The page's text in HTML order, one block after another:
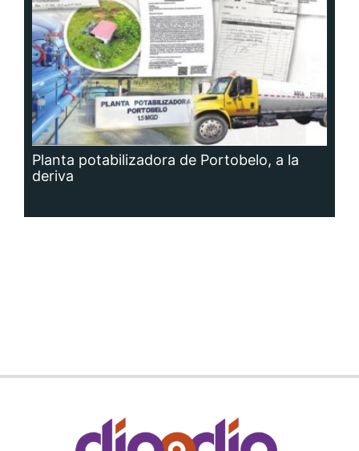
Planta potabilizadora de Portobelo, a la
deriva